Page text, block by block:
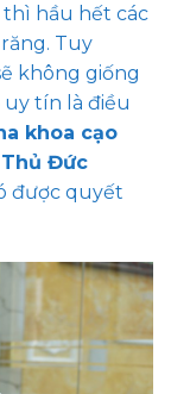
hầu hết các
Tuy
không giống
uy tín là điều
khoa cạo
Đức
được quyết